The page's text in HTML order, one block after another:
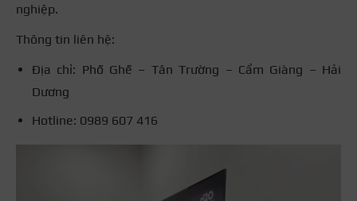
nghiệp.
Thông tin liên hệ:
Địa chỉ: Phố Ghế – Tân Trường – Cẩm Giàng – Hải
Dương
Hotline: 0989 607 416